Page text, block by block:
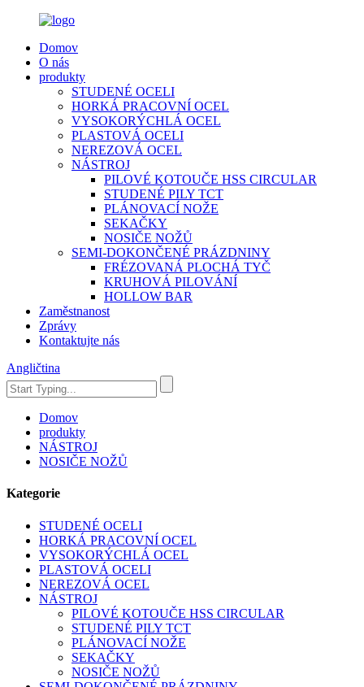
Domov
O nás
produkty
STUDENÉ OCELI
HORKÁ PRACOVNÍ OCEL
VYSOKORÝCHLÁ OCEL
PLASTOVÁ OCELI
NEREZOVÁ OCEL
NÁSTROJ
PILOVÉ KOTOUČE HSS CIRCULAR
STUDENÉ PILY TCT
PLÁNOVACÍ NOŽE
SEKAČKY
NOSIČE NOŽŮ
SEMI-DOKONČENÉ PRÁZDNINY
FRÉZOVANÁ PLOCHÁ TYČ
KRUHOVÁ PILOVÁNÍ
HOLLOW BAR
Zaměstnanost
Zprávy
Kontaktujte nás
Angličtina
Domov
produkty
NÁSTROJ
NOSIČE NOŽŮ
Kategorie
STUDENÉ OCELI
HORKÁ PRACOVNÍ OCEL
VYSOKORÝCHLÁ OCEL
PLASTOVÁ OCELI
NEREZOVÁ OCEL
NÁSTROJ
PILOVÉ KOTOUČE HSS CIRCULAR
STUDENÉ PILY TCT
PLÁNOVACÍ NOŽE
SEKAČKY
NOSIČE NOŽŮ